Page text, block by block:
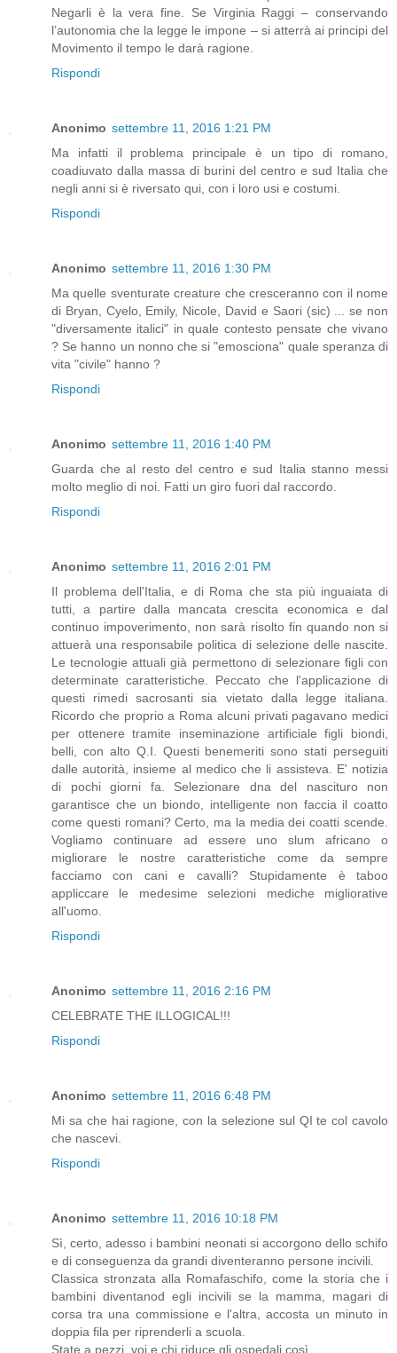
Negarli è la vera fine. Se Virginia Raggi – conservando
l’autonomia che la legge le impone – si atterrà ai principi del
Movimento il tempo le darà ragione.
Rispondi
Anonimo settembre 11, 2016 1:21 PM
Ma infatti il problema principale è un tipo di romano,
coadiuvato dalla massa di burini del centro e sud Italia che
negli anni si è riversato qui, con i loro usi e costumi.
Rispondi
Anonimo settembre 11, 2016 1:30 PM
Ma quelle sventurate creature che cresceranno con il nome
di Bryan, Cyelo, Emily, Nicole, David e Saori (sic) ... se non
"diversamente italici" in quale contesto pensate che vivano
? Se hanno un nonno che si "emosciona" quale speranza di
vita "civile" hanno ?
Rispondi
Anonimo settembre 11, 2016 1:40 PM
Guarda che al resto del centro e sud Italia stanno messi
molto meglio di noi. Fatti un giro fuori dal raccordo.
Rispondi
Anonimo settembre 11, 2016 2:01 PM
Il problema dell'Italia, e di Roma che sta più inguaiata di
tutti, a partire dalla mancata crescita economica e dal
continuo impoverimento, non sarà risolto fin quando non si
attuerà una responsabile politica di selezione delle nascite.
Le tecnologie attuali già permettono di selezionare figli con
determinate caratteristiche. Peccato che l'applicazione di
questi rimedi sacrosanti sia vietato dalla legge italiana.
Ricordo che proprio a Roma alcuni privati pagavano medici
per ottenere tramite inseminazione artificiale figli biondi,
belli, con alto Q.I. Questi benemeriti sono stati perseguiti
dalle autorità, insieme al medico che li assisteva. E' notizia
di pochi giorni fa. Selezionare dna del nascituro non
garantisce che un biondo, intelligente non faccia il coatto
come questi romani? Certo, ma la media dei coatti scende.
Vogliamo continuare ad essere uno slum africano o
migliorare le nostre caratteristiche come da sempre
facciamo con cani e cavalli? Stupidamente è taboo
appliccare le medesime selezioni mediche migliorative
all'uomo.
Rispondi
Anonimo settembre 11, 2016 2:16 PM
CELEBRATE THE ILLOGICAL!!!
Rispondi
Anonimo settembre 11, 2016 6:48 PM
Mi sa che hai ragione, con la selezione sul QI te col cavolo
che nascevi.
Rispondi
Anonimo settembre 11, 2016 10:18 PM
Sì, certo, adesso i bambini neonati si accorgono dello schifo
e di conseguenza da grandi diventeranno persone incivili.
Classica stronzata alla Romafaschifo, come la storia che i
bambini diventanod egli incivili se la mamma, magari di
corsa tra una commissione e l'altra, accosta un minuto in
doppia fila per riprenderli a scuola.
State a pezzi, voi e chi riduce gli ospedali così.